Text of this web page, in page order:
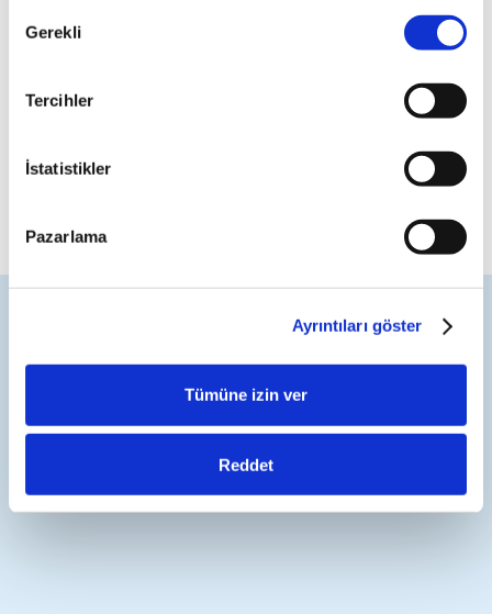
Seçimi
Gerekli
Tercihler
İstatistikler
Pazarlama
Ayrıntıları göster
Tümüne izin ver
Reddet
E-Mail
Ahi Evran Cad. No:21 Polaris Plaza Kat 1, Maslak,